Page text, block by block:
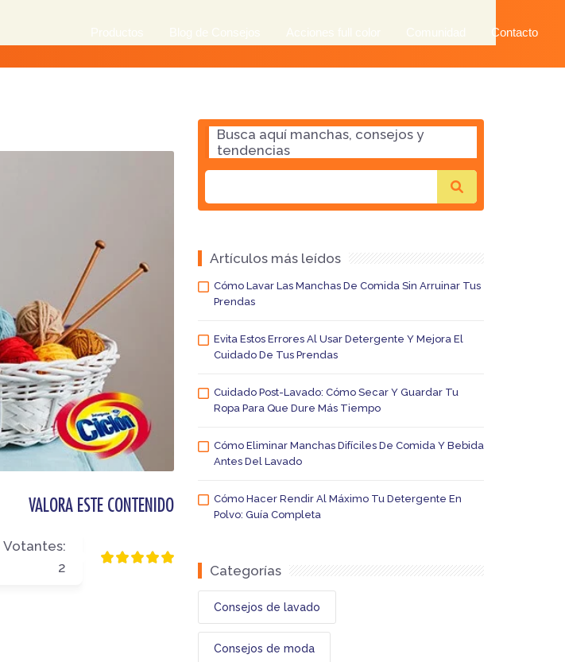
Productos Blog de Consejos Acciones full color Comunidad Contacto
VALORA ESTE CONTENIDO
Votantes:
2
Busca aquí manchas, consejos y
tendencias
Artículos más leídos
Cómo Lavar Las Manchas De Comida Sin Arruinar Tus
Prendas
Evita Estos Errores Al Usar Detergente Y Mejora El
Cuidado De Tus Prendas
Cuidado Post-Lavado: Cómo Secar Y Guardar Tu
Ropa Para Que Dure Más Tiempo
Cómo Eliminar Manchas Difíciles De Comida Y Bebida
Antes Del Lavado
Cómo Hacer Rendir Al Máximo Tu Detergente En
Polvo: Guía Completa
Categorías
Consejos de lavado
Consejos de moda